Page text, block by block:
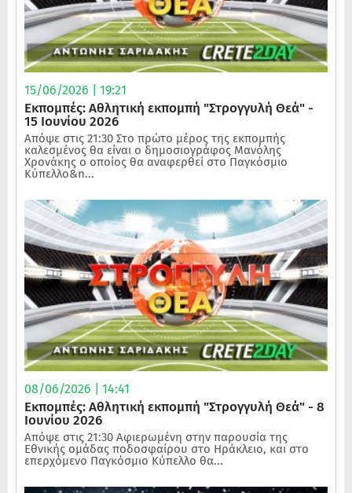
15/06/2026 | 19:21
Εκπομπές: Αθλητική εκπομπή "Στρογγυλή Θεά" -
15 Ιουνίου 2026
Απόψε στις 21:30 Στο πρώτο μέρος της εκπομπής
καλεσμένος θα είναι ο δημοσιογράφος Μανόλης
Χρονάκης ο οποίος θα αναφερθεί στο Παγκόσμιο
Κύπελλο&n...
08/06/2026 | 14:41
Εκπομπές: Αθλητική εκπομπή "Στρογγυλή Θεά" - 8
Ιουνίου 2026
Απόψε στις 21:30 Αφιερωμένη στην παρουσία της
Εθνικής ομάδας ποδοσφαίρου στο Ηράκλειο, και στο
επερχόμενο Παγκόσμιο Κύπελλο θα...